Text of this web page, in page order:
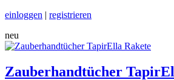
einloggen | registrieren
neu
Zauberhandtücher